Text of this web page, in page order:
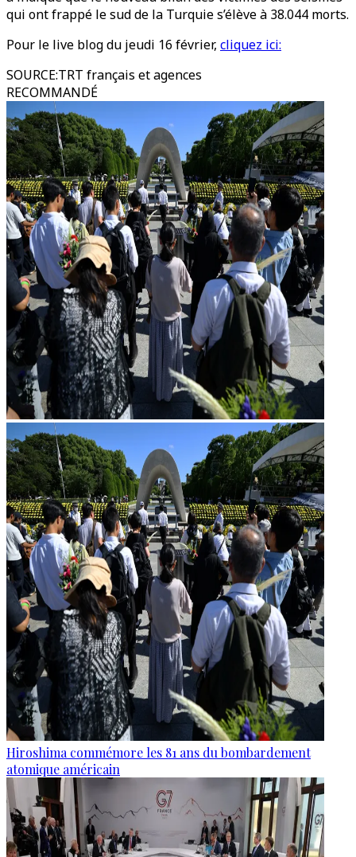
qui ont frappé le sud de la Turquie s’élève à 38.044 morts.
Pour le live blog du jeudi 16 février, cliquez ici:
SOURCE:TRT français et agences
RECOMMANDÉ
Hiroshima commémore les 81 ans du bombardement
atomique américain